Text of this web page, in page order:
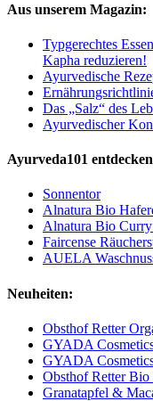
Aus unserem Magazin:
Typgerechtes
Kapha reduzieren!
Ayurvedische
Das „Salz“ des
Ayurvedischer
Ayurveda101
Sonnentor
Alnatura Bio
Alnatura Bio
Faircense
AUELA
Neuheiten:
Obsthof Retter
GYADA
GYADA
Obsthof Retter
Granatapfel &